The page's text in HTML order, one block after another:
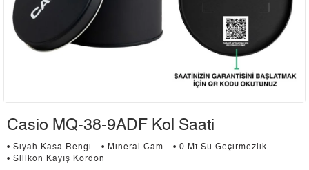
Casio MQ-38-9ADF Kol Saati
• Siyah Kasa Rengi • Mineral Cam
• 0 Mt Su Geçirmezlik
• Silikon Kayış Kordon